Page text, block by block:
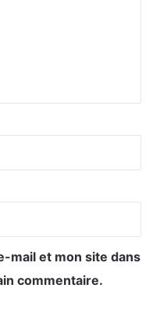
mail et mon site dans
commentaire.